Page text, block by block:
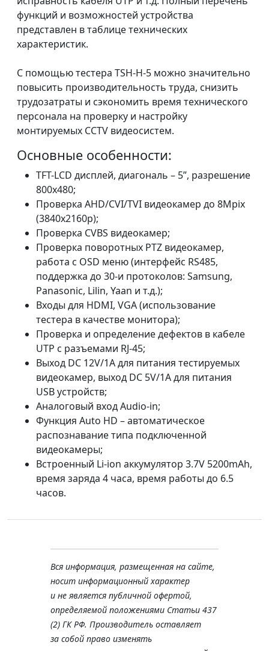
функций и возможностей устройства
представлен в таблице технических
характеристик.
С помощью тестера TSH-H-5 можно значительно
повысить производительность труда, снизить
трудозатраты и сэкономить время технического
персонала на проверку и настройку
монтируемых ССTV видеосистем.
Основные особенности:
TFT-LCD дисплей, диагональ – 5”, разрешение
800х480;
Проверка AHD/CVI/TVI видеокамер до 8Mpix
(3840x2160p);
Проверка CVBS видеокамер;
Проверка поворотных PTZ видеокамер,
работа с OSD меню (интерфейс RS485,
поддержка до 30-и протоколов: Samsung,
Panasonic, Lilin, Yaan и т.д.);
Входы для HDMI, VGA (использование
тестера в качестве монитора);
Проверка и определение дефектов в кабеле
UTP с разъемами RJ-45;
Выход DC 12V/1A для питания тестируемых
видеокамер, выход DC 5V/1A для питания
USB устройств;
Аналоговый вход Audio-in;
Функция Auto HD – автоматическое
распознавание типа подключенной
видеокамеры;
Встроенный Li-ion аккумулятор 3.7V 5200mAh,
время заряда 4 часа, время работы до 6.5
часов.
Вся информация, размещенная на сайте,
носит информационный характер
и не является публичной офертой,
определяемой положениями Статьи 437
(2) ГК РФ. Производитель оставляет
за собой право изменять